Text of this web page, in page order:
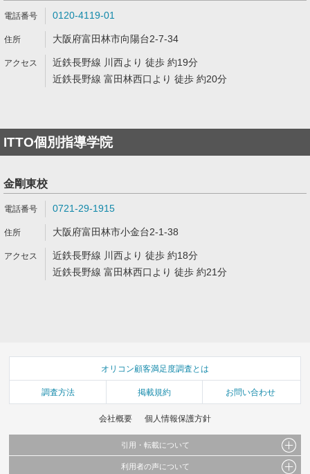
0120-4119-01
大阪府富田林市向陽台2-7-34
近鉄長野線 川西より 徒歩 約19分
近鉄長野線 富田林西口より 徒歩 約20分
ITTO個別指導学院
金剛東校
0721-29-1915
大阪府富田林市小金台2-1-38
近鉄長野線 川西より 徒歩 約18分
近鉄長野線 富田林西口より 徒歩 約21分
オリコン顧客満足度調査とは
調査方法 掲載規約 お問い合わせ
会社概要 個人情報保護方針
引用・転載について
当サイトで公開されている情報（文字、写真、イラスト、画像データ等）及びこれらの配
利用者の声について